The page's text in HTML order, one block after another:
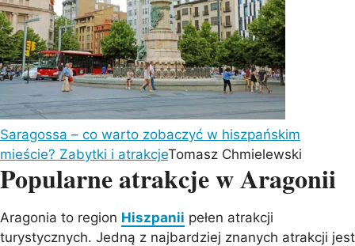
Saragossa – co warto zobaczyć w hiszpańskim
mieście? Zabytki i atrakcjeTomasz Chmielewski
Popularne atrakcje w Aragonii
Aragonia to region Hiszpanii pełen atrakcji
turystycznych. Jedną z najbardziej znanych atrakcji jest